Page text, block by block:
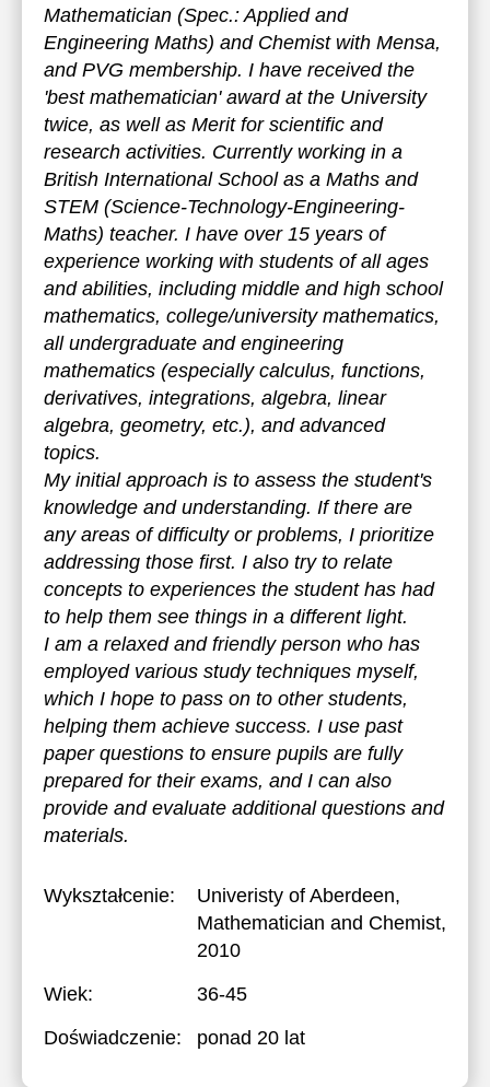
Mathematician (Spec.: Applied and
Engineering Maths) and Chemist with Mensa,
and PVG membership. I have received the
'best mathematician' award at the University
twice, as well as Merit for scientific and
research activities. Currently working in a
British International School as a Maths and
STEM (Science-Technology-Engineering-
Maths) teacher. I have over 15 years of
experience working with students of all ages
and abilities, including middle and high school
mathematics, college/university mathematics,
all undergraduate and engineering
mathematics (especially calculus, functions,
derivatives, integrations, algebra, linear
algebra, geometry, etc.), and advanced
topics.
My initial approach is to assess the student's
knowledge and understanding. If there are
any areas of difficulty or problems, I prioritize
addressing those first. I also try to relate
concepts to experiences the student has had
to help them see things in a different light.
I am a relaxed and friendly person who has
employed various study techniques myself,
which I hope to pass on to other students,
helping them achieve success. I use past
paper questions to ensure pupils are fully
prepared for their exams, and I can also
provide and evaluate additional questions and
materials.
Wykształcenie: Univeristy of Aberdeen,
Mathematician and Chemist,
2010
Wiek:
36-45
Doświadczenie:
ponad 20 lat
19:00
19:30
20:30